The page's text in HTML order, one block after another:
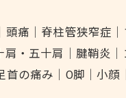
痛｜脊柱管狭窄症
・五十肩｜腱鞘炎
の痛み｜O脚｜小